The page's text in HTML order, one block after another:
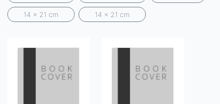
14 x 21 cm 14 x 21 cm